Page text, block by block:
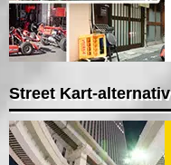
Street Kart-alternativ